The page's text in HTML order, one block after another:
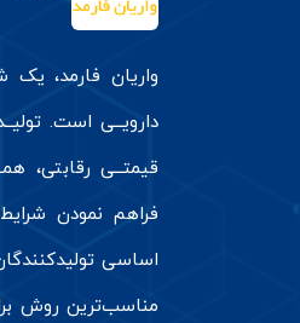
واریان فارمد، یک
دارویــی است.
قیمتــی رقابتی،
فراهم نمودن
اساسی
مناسب‌ترین روش